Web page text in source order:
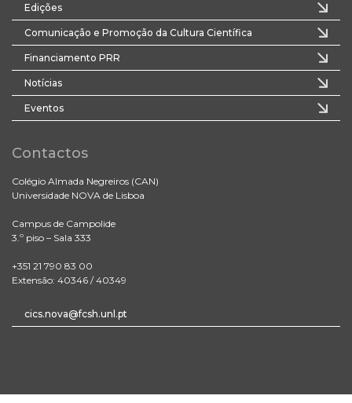
Edições
Comunicação e Promoção da Cultura Científica
Financiamento PRR
Notícias
Eventos
Contactos
Colégio Almada Negreiros (CAN)
Universidade NOVA de Lisboa
Campus de Campolide
3.º piso – Sala 333
+351 21 790 83 00
Extensão: 40346 / 40349
cics.nova@fcsh.unl.pt